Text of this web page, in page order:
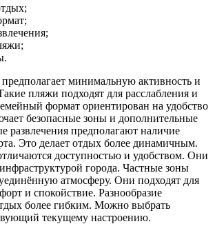
минимальную активность и
пляжи подходят для расслабления и
формат ориентирован на удобство
безопасные зоны и дополнительные
развлечения предполагают наличие
Это делает отдых более динамичным.
доступностью и удобством. Они
города. Частные зоны
атмосферу. Они подходят для
и спокойствие. Разнообразие
более гибким. Можно выбрать
текущему настроению.